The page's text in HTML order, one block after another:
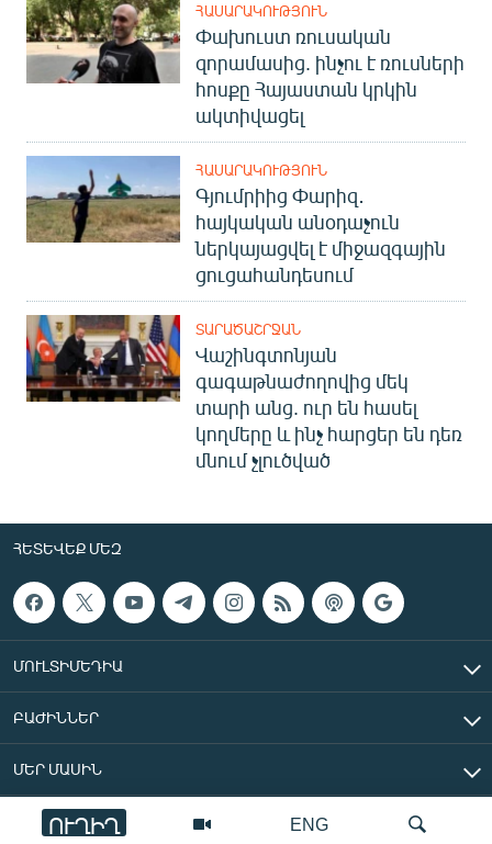
ENG
ՈՒՂԻՂ
ՀԱՍԱՐԱԿՈՒԹՅՈՒՆ
Փախուստ ռուսական
զորամասից. ինչու է ռուսների
հոսքը Հայաստան կրկին
ակտիվացել
ՀԱՍԱՐԱԿՈՒԹՅՈՒՆ
Գյումրիից Փարիզ․
հայկական անօդաչուն
ներկայացվել է միջազգային
ցուցահանդեսում
ՏԱՐԱԾԱՇՐՋԱՆ
Վաշինգտոնյան
գագաթնաժողովից մեկ
տարի անց. ուր են հասել
կողմերը և ինչ հարցեր են դեռ
մնում չլուծված
ՀԵՏԵՎԵՔ ՄԵԶ
ՄՈՒԼՏԻՄԵԴԻԱ
ԲԱԺԻՆՆԵՐ
ՄԵՐ ՄԱՍԻՆ
«Ազատ Եվրոպա/Ազատություն» ռադիոկայան © 2026